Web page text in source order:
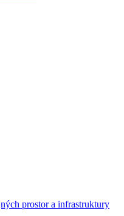
prostor a infrastruktury